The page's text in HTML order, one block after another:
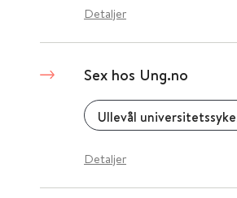
Detaljer
Sex hos Ung.no
Detaljer